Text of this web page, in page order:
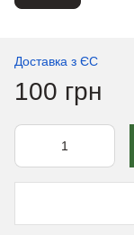
Доставка з ЄС
100 грн